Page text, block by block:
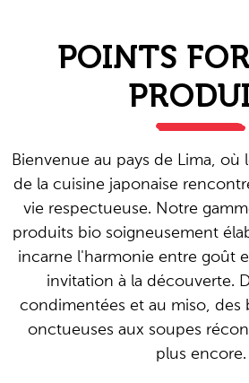
POINTS
Bienvenue au pays de Lima, où
de la cuisine japonaise
vie respectueuse. Notre
produits bio soigneusement
incarne l'harmonie entre goût
invitation à la découverte.
condimentées et au miso, des
onctueuses aux soupes
plus encore.